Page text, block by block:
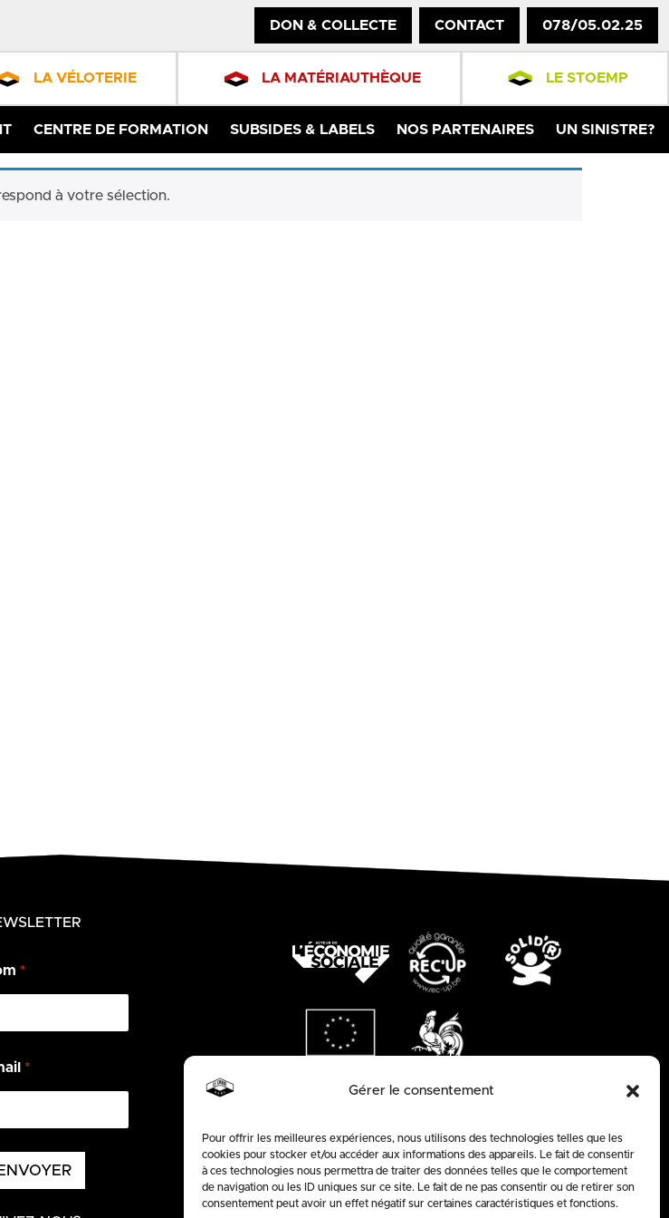
Gérer le consentement
Pour offrir les meilleures expériences, nous utilisons des technologies telles que les
cookies pour stocker et/ou accéder aux informations des appareils. Le fait de consentir
à ces technologies nous permettra de traiter des données telles que le comportement
de navigation ou les ID uniques sur ce site. Le fait de ne pas consentir ou de retirer son
consentement peut avoir un effet négatif sur certaines caractéristiques et fonctions.
DON & COLLECTE CONTACT 078/05.02.25
LA VÉLOTERIE LA MATÉRIAUTHÈQUE LE STOEMP
CENTRE DE FORMATION SUBSIDES & LABELS NOS PARTENAIRES UN SINISTRE?
à votre sélection.
*
*
ENVOYER